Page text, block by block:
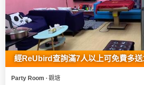
經ReUbird查詢滿7人以上可免費多送
Party Room ∙ 觀塘